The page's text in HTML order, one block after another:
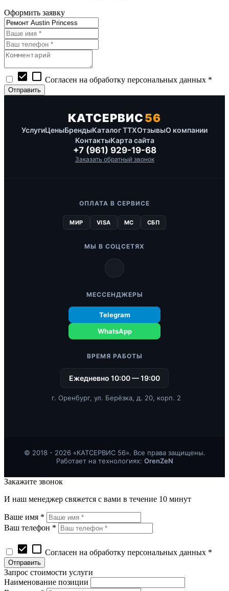
Оформить заявку
check_box check_box_outline_blank Согласен на обработку персональных данных *
КАТСЕРВИС56
УслугиЦеныБрендыКаталог ТТХОтзывыО компании
КонтактыКарта сайта
+7 (961) 929-19-68
Заказать обратный звонок
ОПЛАТА В СЕРВИСЕ
МИР VISA MC СБП
МЫ В СОЦСЕТЯХ
МЕССЕНДЖЕРЫ
Telegram
WhatsApp
ВРЕМЯ РАБОТЫ
Ежедневно 10:00 — 19:00
г. Оренбург, ул. Берёзка, д. 20, корп. 2
© 2018 - 2026 «КАТСЕРВИС 56». Все права защищены.
Работает на технологиях: OrenZeN
Закажите звонок
И наш менеджер свяжется с вами в течение 10 минут
Ваше имя *
Ваш телефон *
check_box check_box_outline_blank Согласен на обработку персональных данных *
Запрос стоимости услуги
Наименование позиции